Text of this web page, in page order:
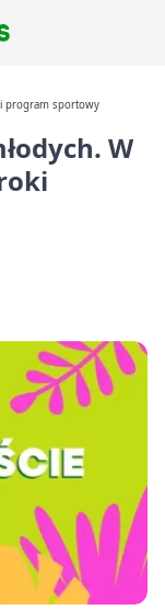
program sportowy
W